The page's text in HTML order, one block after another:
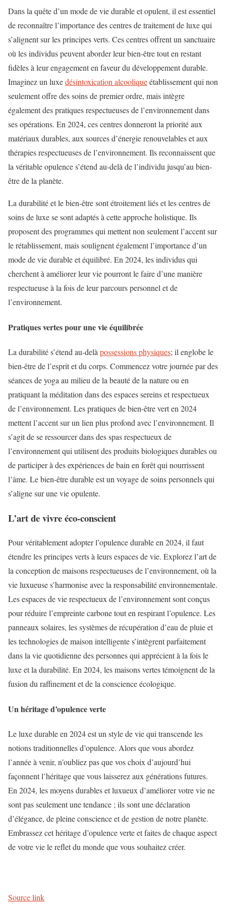
Dans la quête d’un mode de vie durable et opulent, il est essentiel
de reconnaître l’importance des centres de traitement de luxe qui
s’alignent sur les principes verts. Ces centres offrent un sanctuaire
où les individus peuvent aborder leur bien-être tout en restant
fidèles à leur engagement en faveur du développement durable.
Imaginez un luxedésintoxication alcooliqueétablissement qui non
seulement offre des soins de premier ordre, mais intègre
également des pratiques respectueuses de l’environnement dans
ses opérations. En 2024, ces centres donneront la priorité aux
matériaux durables, aux sources d’énergie renouvelables et aux
thérapies respectueuses de l’environnement. Ils reconnaissent que
la véritable opulence s’étend au-delà de l’individu jusqu’au bien-
être de la planète.
La durabilité et le bien-être sont étroitement liés et les centres de
soins de luxe se sont adaptés à cette approche holistique. Ils
proposent des programmes qui mettent non seulement l’accent sur
le rétablissement, mais soulignent également l’importance d’un
mode de vie durable et équilibré. En 2024, les individus qui
cherchent à améliorer leur vie pourront le faire d’une manière
respectueuse à la fois de leur parcours personnel et de
l’environnement.
Pratiques vertes pour une vie équilibrée
La durabilité s’étend au-delà possessions physiques; il englobe le
bien-être de l’esprit et du corps. Commencez votre journée par des
séances de yoga au milieu de la beauté de la nature ou en
pratiquant la méditation dans des espaces sereins et respectueux
de l’environnement. Les pratiques de bien-être vert en 2024
mettent l’accent sur un lien plus profond avec l’environnement. Il
s’agit de se ressourcer dans des spas respectueux de
l’environnement qui utilisent des produits biologiques durables ou
de participer à des expériences de bain en forêt qui nourrissent
l’âme. Le bien-être durable est un voyage de soins personnels qui
s’aligne sur une vie opulente.
L’art de vivre éco-conscient
Pour véritablement adopter l’opulence durable en 2024, il faut
étendre les principes verts à leurs espaces de vie. Explorez l’art de
la conception de maisons respectueuses de l’environnement, où la
vie luxueuse s’harmonise avec la responsabilité environnementale.
Les espaces de vie respectueux de l’environnement sont conçus
pour réduire l’empreinte carbone tout en respirant l’opulence. Les
panneaux solaires, les systèmes de récupération d’eau de pluie et
les technologies de maison intelligente s’intègrent parfaitement
dans la vie quotidienne des personnes qui apprécient à la fois le
luxe et la durabilité. En 2024, les maisons vertes témoignent de la
fusion du raffinement et de la conscience écologique.
Un héritage d’opulence verte
Le luxe durable en 2024 est un style de vie qui transcende les
notions traditionnelles d’opulence. Alors que vous abordez
l’année à venir, n’oubliez pas que vos choix d’aujourd’hui
façonnent l’héritage que vous laisserez aux générations futures.
En 2024, les moyens durables et luxueux d’améliorer votre vie ne
sont pas seulement une tendance ; ils sont une déclaration
d’élégance, de pleine conscience et de gestion de notre planète.
Embrassez cet héritage d’opulence verte et faites de chaque aspect
de votre vie le reflet du monde que vous souhaitez créer.
Source link